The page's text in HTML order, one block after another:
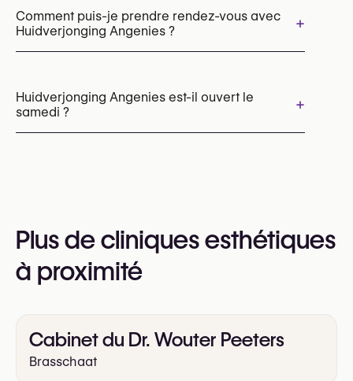
Microneedling
Épilation laser
Comment puis-je prendre rendez-vous avec
Huidverjonging Angenies ?
+
téléphone au
+32 477 21 24 35
Vous pouvez également consulter leur site web
Huidverjonging Angenies est-il ouvert le
samedi ?
+
Plus de cliniques esthétiques
à proximité
Cabinet du Dr. Wouter Peeters
Brasschaat